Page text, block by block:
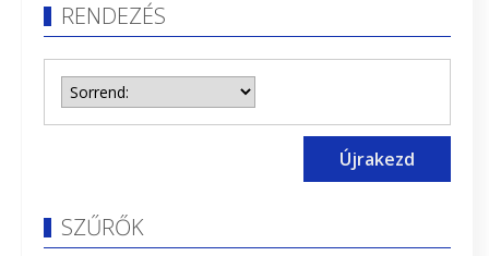
RENDEZÉS
Újrakezd
SZŰRŐK